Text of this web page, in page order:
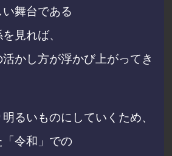
舞台である
見れば、
かし方が浮かび上がってき
るいものにしていくため、
「令和」での